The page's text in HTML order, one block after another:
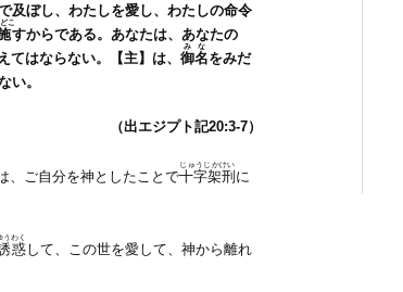
及ぼし、わたしを愛し、わたしの命令
こ
すからである。あなたは、あなたの
えてはならない。【主】は、 御名
みな
をみだ
い。
（出エジプト記20:3-7）
、ご自分を神としたことで十字架刑
じゅうじかけい
に
惑
うわく
して、この世を愛して、神から離れ